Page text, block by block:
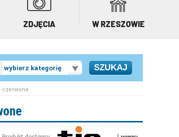
ZDJĘCIA W RZESZOWIE
wybierz kategorię
czerwone